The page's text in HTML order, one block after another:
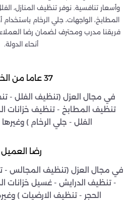
وأسعار تنافسية. نوفر تنظيف المنازل،
المطابخ، الواجهات، جلي الرخام
فريقنا مدرب ومحترف لضمان رضا
أنحاء الدولة.
37 عاما من الخبرة
في مجال العزل (تنظيف الفلل -
تنظيف المطابخ - تنظيف خزانات
الفلل - جلي الرخام )
رضا العميل
في مجال العزل (تنظيف المجالس -
- تنظيف الدرايش - غسيل خزانات
الحجر - تنظيف الارضيات )